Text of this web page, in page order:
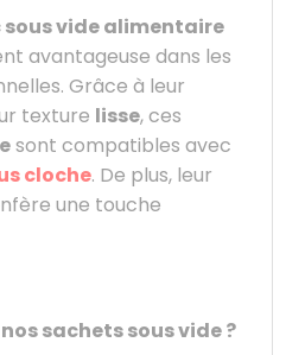
sous vide alimentaire
avantageuse dans les
Grâce à leur
texture lisse, ces
sont compatibles avec
cloche. De plus, leur
une touche
sachets sous vide ?